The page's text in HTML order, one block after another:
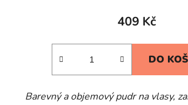
409 Kč
DO
Barevný a objemový pudr na vlasy,